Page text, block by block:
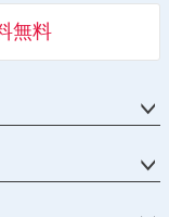
無料